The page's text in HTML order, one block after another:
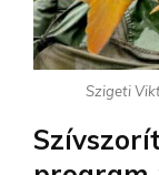
Szigeti